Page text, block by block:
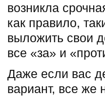
возникла
как правило,
выложить свои
все «за» и
Даже если вас
вариант, все же